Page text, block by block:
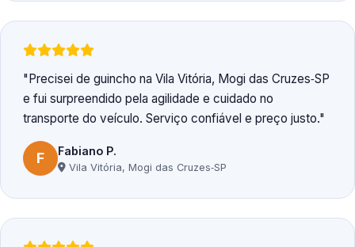
Precisei de guincho na Vila Vitória, Mogi das Cruzes‑SP
e fui surpreendido pela agilidade e cuidado no
transporte do veículo. Serviço confiável e preço justo.
F Fabiano P.
Vila Vitória, Mogi das Cruzes‑SP